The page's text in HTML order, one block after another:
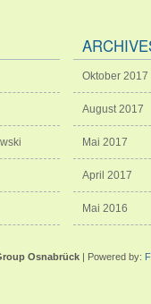
Oktober 2017
August 2017
Mai 2017
April 2017
Mai 2016
Osnabrück| Powered by: